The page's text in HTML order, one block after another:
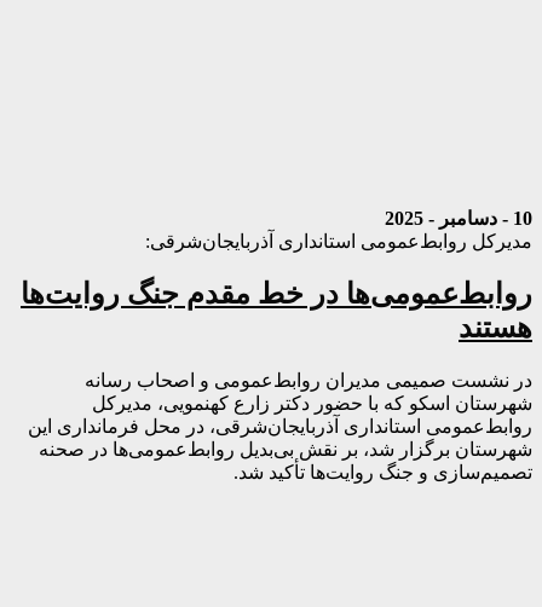
10 - دسامبر - 2025
مدیرکل روابط‌عمومی استانداری آذربایجان‌شرقی:
روابط‌عمومی‌ها در خط مقدم جنگ روایت‌ها
هستند
در نشست صمیمی مدیران روابط‌عمومی و اصحاب رسانه
شهرستان اسکو که با حضور دکتر زارع کهنمویی، مدیرکل
روابط‌عمومی استانداری آذربایجان‌شرقی، در محل فرمانداری این
شهرستان برگزار شد، بر نقش بی‌بدیل روابط‌عمومی‌ها در صحنه
تصمیم‌سازی و جنگ روایت‌ها تأکید شد.